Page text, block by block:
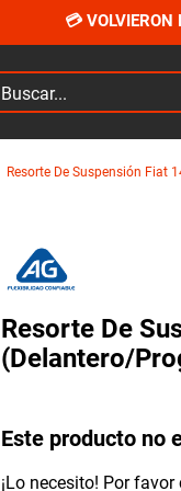
💳 VOLVIERON
Resorte De Suspensión Fiat
Resorte De
(Delantero/
Este producto no
¡Lo necesito! Por